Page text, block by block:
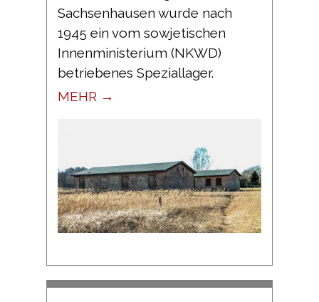
Sachsenhausen wurde nach
1945 ein vom sowjetischen
Innenministerium (NKWD)
betriebenes Speziallager.
MEHR →